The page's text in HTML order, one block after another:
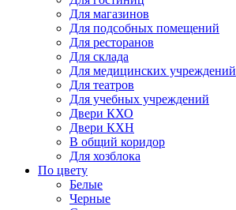
Для магазинов
Для подсобных помещений
Для ресторанов
Для склада
Для медицинских учреждений
Для театров
Для учебных учреждений
Двери КХО
Двери КХН
В общий коридор
Для хозблока
По цвету
Белые
Черные